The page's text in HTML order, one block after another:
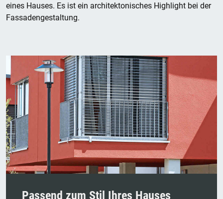
eines Hauses. Es ist ein architektonisches Highlight bei der
Fassadengestaltung.
Passend zum Stil Ihres Hauses